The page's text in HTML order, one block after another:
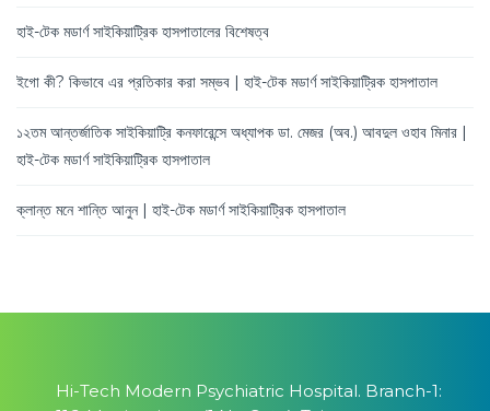
হাই-টেক মডার্ণ সাইকিয়াট্রিক হাসপাতালের বিশেষত্ব
ইগো কী? কিভাবে এর প্রতিকার করা সম্ভব | হাই-টেক মডার্ণ সাইকিয়াট্রিক হাসপাতাল
১২তম আন্তর্জাতিক সাইকিয়াট্রি কনফারেন্সে অধ্যাপক ডা. মেজর (অব.) আবদুল ওহাব মিনার |
হাই-টেক মডার্ণ সাইকিয়াট্রিক হাসপাতাল
ক্লান্ত মনে শান্তি আনুন | হাই-টেক মডার্ণ সাইকিয়াট্রিক হাসপাতাল
Hi-Tech Modern Psychiatric Hospital. Branch-1: